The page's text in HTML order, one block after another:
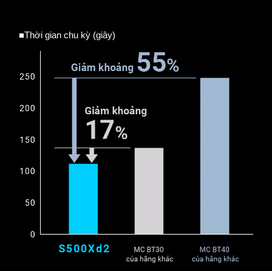
■Thời gian chu kỳ (giây)